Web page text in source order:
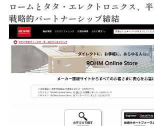
ロームとタタ・エレクトロニクス、
戦略的パートナーシップ締結